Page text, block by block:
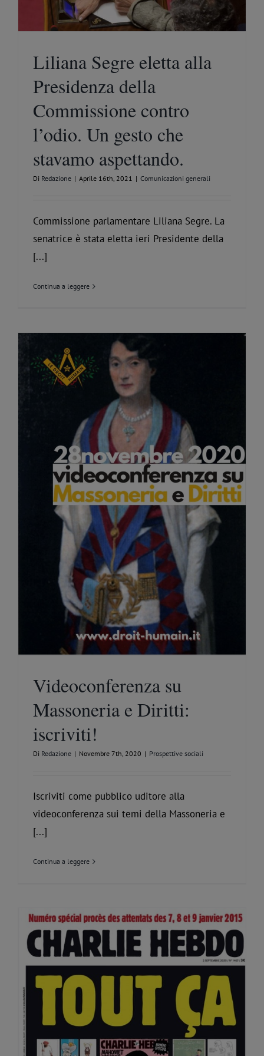
Liliana Segre eletta alla
Presidenza della
Commissione contro
l’odio. Un gesto che
stavamo aspettando.
Di Redazione | Aprile 16th, 2021 | Comunicazioni generali
Commissione parlamentare Liliana Segre. La
senatrice è stata eletta ieri Presidente della
[...]
Continua a leggere
Videoconferenza su
Massoneria e Diritti:
iscriviti!
Di Redazione | Novembre 7th, 2020 | Prospettive sociali
Iscriviti come pubblico uditore alla
videoconferenza sui temi della Massoneria e
[...]
Continua a leggere